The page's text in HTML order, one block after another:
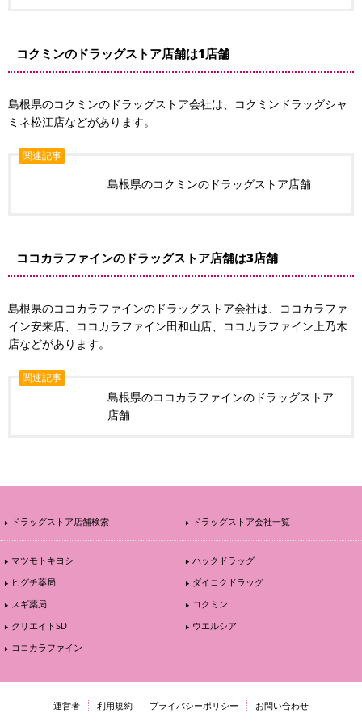
コクミンのドラッグストア店舗は1店舗
島根県のコクミンのドラッグストア会社は、コクミンドラッグシャ
ミネ松江店などがあります。
関連記事
島根県のコクミンのドラッグストア店舗
ココカラファインのドラッグストア店舗は3店舗
島根県のココカラファインのドラッグストア会社は、ココカラファ
イン安来店、ココカラファイン田和山店、ココカラファイン上乃木
店などがあります。
関連記事
島根県のココカラファインのドラッグストア
店舗
ドラッグストア店舗検索 ドラッグストア会社一覧
マツモトキヨシ
ハックドラッグ
ヒグチ薬局
ダイコクドラッグ
スギ薬局
コクミン
クリエイトSD
ウエルシア
ココカラファイン
運営者 利用規約 プライバシーポリシー お問い合わせ